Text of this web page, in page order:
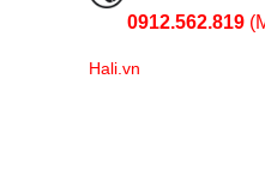
0912.562.819
Hali.vn